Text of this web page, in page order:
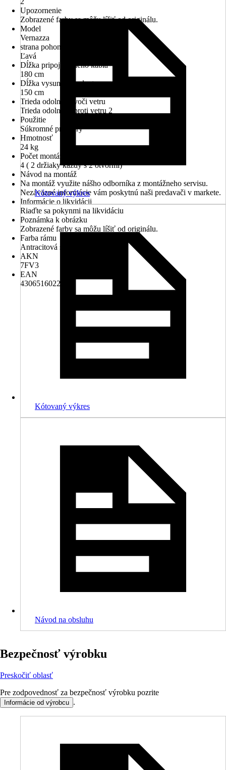
Upozornenie
Zobrazené farby sa môžu líšiť od originálu.
Model
Vernazza
strana pohonu
Ľavá
Dĺžka pripojovacieho kábla
180 cm
Dĺžka vysunutia volantu max.
150 cm
Trieda odolnosti voči vetru
Trieda odolnosti proti vetru 2
Použitie
Súkromné priestory
Hmotnosť
24 kg
Počet montážnych otvorov
4 ( 2 držiaky každý s 2 otvormi)
Návod na montáž
Na montáž využite nášho odborníka z montážneho servisu.
Nezáväzné informácie vám poskytnú naši predavači v markete.
Informácie o likvidácii
Riaďte sa pokynmi na likvidáciu
Poznámka k obrázku
Zobrazené farby sa môžu líšiť od originálu.
Farba rámu
Antracitová sivá RAL 7016
AKN
7FV3
EAN
4306516022632
Kótovaný výkres
Kótovaný výkres
Návod na obsluhu
Bezpečnosť výrobku
Preskočiť oblasť
Pre zodpovednosť za bezpečnosť výrobku pozrite
Informácie od výrobcu .